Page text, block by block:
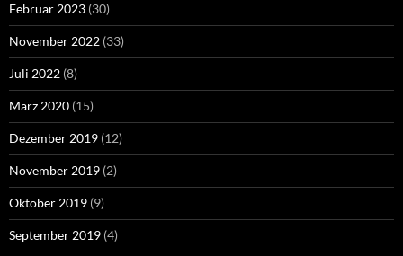
Februar 2023 (30)
November 2022 (33)
Juli 2022 (8)
März 2020 (15)
Dezember 2019 (12)
November 2019 (2)
Oktober 2019 (9)
September 2019 (4)